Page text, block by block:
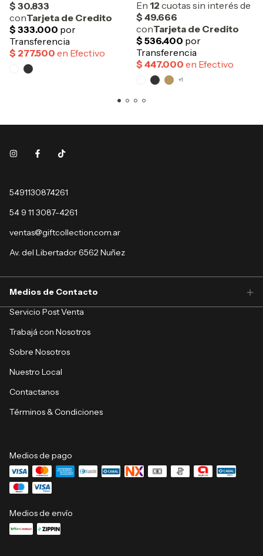
+1
5491130874261
54 9 11 3087-4261
ventas@giftcollection.com.ar
Av. del Libertador 6562 Nuñez
Medios de Contacto
Servicio Post Venta
Trabajá con Nosotros
Sobre Nosotros
Nuestro Local
Contactanos
Términos & Condiciones
Medios de pago
Medios de envío